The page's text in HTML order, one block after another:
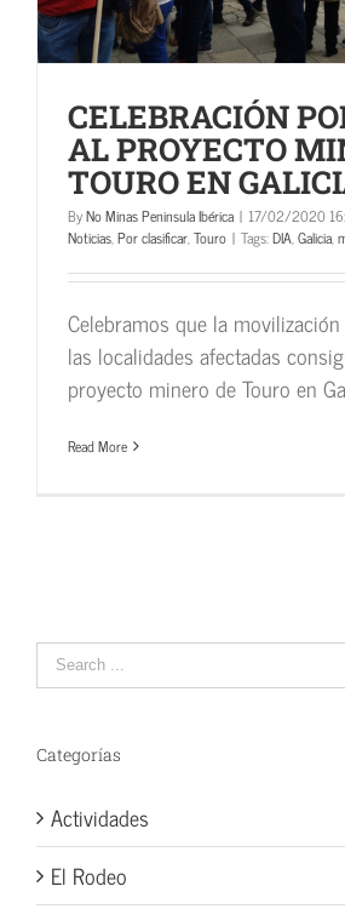
CELEBRACIÓN
AL PROYECTO
TOURO EN
ByNo Minas Peninsula Ibérica | 17/02/2020
Noticias,Por clasificar,Touro | Tags:DIA,Galicia,
Celebramos que la
las localidades afectadas
proyecto minero de Touro en
Read More
Search
for:
Categorías
Actividades
El Rodeo